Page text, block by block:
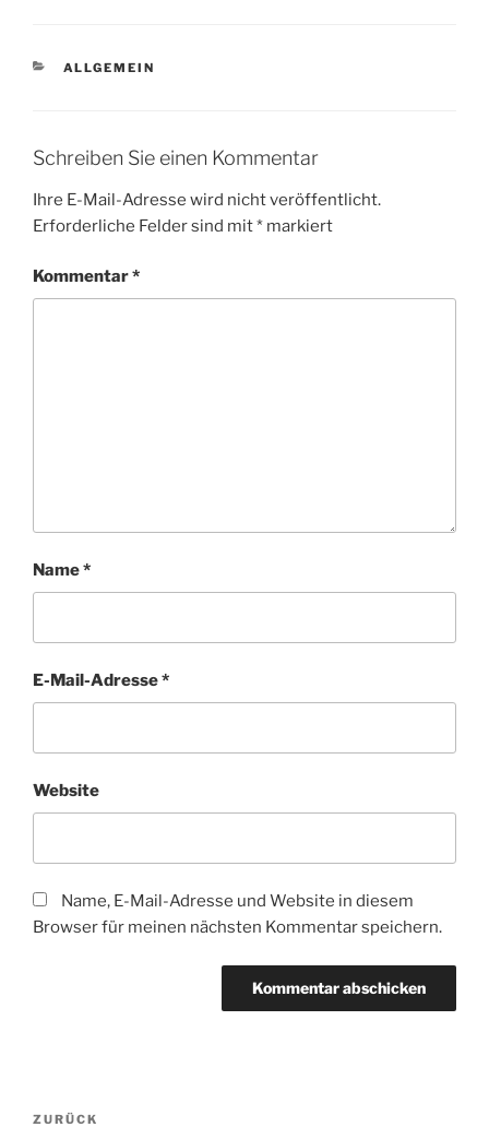
KATEGORIEN
ALLGEMEIN
Schreiben Sie einen Kommentar
Ihre E-Mail-Adresse wird nicht veröffentlicht.
Erforderliche Felder sind mit* markiert
Kommentar*
Name*
E-Mail-Adresse*
Website
Name, E-Mail-Adresse und Website in diesem
Browser für meinen nächsten Kommentar speichern.
Beitragsnavigation
Vorheriger
ZURÜCK